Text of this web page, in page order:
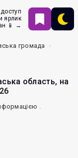
ярлик
📱 →
громада
область, на
.